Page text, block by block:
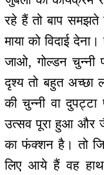
रहे हैं तो बाप समझते
माया को विदाई
जाओ, गोल्डन चुन्नी
दृश्य तो बहुत अच्छा
की चुन्नी वा
उत्सव पूरा हुआ और
का फंक्शन है। तो
लिए आये हैं वह